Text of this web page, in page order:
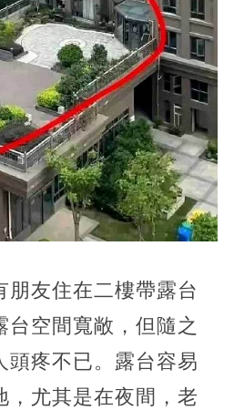
朋友住在二樓帶露台
台空間寬敞，但隨之
頭疼不已。露台容易
，尤其是在夜間，老